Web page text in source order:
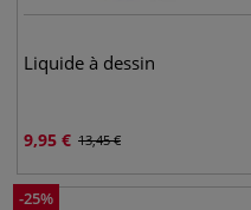
Liquide à dessin
9,95 € 13,45€
-25%